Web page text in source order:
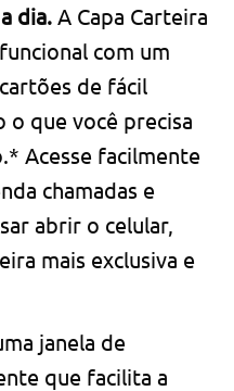
dia. A Capa Carteira
com um
de fácil
o que você precisa
Acesse facilmente
chamadas e
abrir o celular,
mais exclusiva e
janela de
que facilita a